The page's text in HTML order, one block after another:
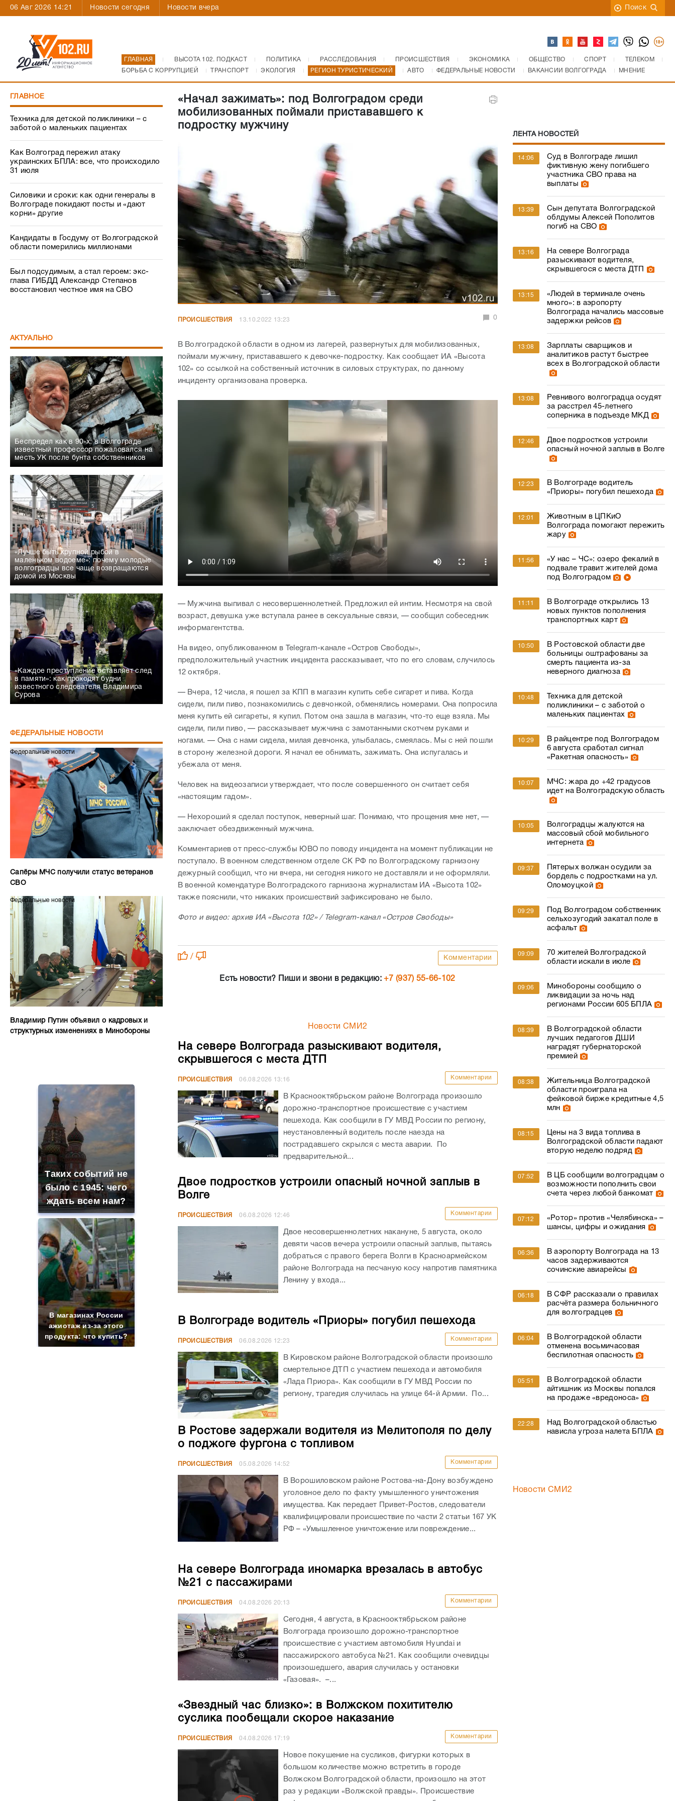
06 Авг 2026 14:21 Новости сегодня Новости вчера Поиск
ГЛАВНАЯ ВЫСОТА 102. ПОДКАСТ ПОЛИТИКА РАССЛЕДОВАНИЯ ПРОИСШЕСТВИЯ ЭКОНОМИКА ОБЩЕСТВО СПОРТ
ТЕЛЕКОМ
БОРЬБА С КОРРУПЦИЕЙ
ТРАНСПОРТ ЭКОЛОГИЯ РЕГИОН ТУРИСТИЧЕСКИЙ АВТО ФЕДЕРАЛЬНЫЕ НОВОСТИ ВАКАНСИИ ВОЛГОГРАДА МНЕНИЕ
ГЛАВНОЕ
Техника для детской поликлиники – с
заботой о маленьких пациентах
Как Волгоград пережил атаку
украинских БПЛА: все, что происходило
31 июля
Силовики и сроки: как одни генералы в
Волгограде покидают посты и «дают
корни» другие
Кандидаты в Госдуму от Волгоградской
области померились миллионами
Был подсудимым, а стал героем: экс-
глава ГИБДД Александр Степанов
восстановил честное имя на СВО
АКТУАЛЬНО
Беспредел как в 90-х: в Волгограде
известный профессор пожаловался на
месть УК после бунта собственников
«Лучше быть крупной рыбой в
маленьком водоеме»: почему молодые
волгоградцы все чаще возвращаются
домой из Москвы
«Каждое преступление оставляет след
в памяти»: как проходят будни
известного следователя Владимира
Сурова
ФЕДЕРАЛЬНЫЕ НОВОСТИ
Федеральные новости
Сапёры МЧС получили статус ветеранов
СВО
Федеральные новости
Владимир Путин объявил о кадровых и
структурных изменениях в Минобороны
Таких событий не
было с 1945: чего
ждать всем нам?
В магазинах России
ажиотаж из-за этого
продукта: что купить?
«Начал зажимать»: под Волгоградом среди
мобилизованных поймали пристававшего к
подростку мужчину
ПРОИСШЕСТВИЯ 13.10.2022 13:23 0
В Волгоградской области в одном из лагерей, развернутых для мобилизованных,
поймали мужчину, пристававшего к девочке-подростку. Как сообщает ИА «Высота
102» со ссылкой на собственный источник в силовых структурах, по данному
инциденту организована проверка.
— Мужчина выпивал с несовершеннолетней. Предложил ей интим. Несмотря на свой
возраст, девушка уже вступала ранее в сексуальные связи, — сообщил собеседник
информагентства.
На видео, опубликованном в Telegram-канале «Остров Свободы»,
предположительный участник инцидента рассказывает, что по его словам, случилось
12 октября.
— Вчера, 12 числа, я пошел за КПП в магазин купить себе сигарет и пива. Когда
сидели, пили пиво, познакомились с девчонкой, обменялись номерами. Она попросила
меня купить ей сигареты, я купил. Потом она зашла в магазин, что-то еще взяла. Мы
сидели, пили пиво, — рассказывает мужчина с замотанными скотчем руками и
ногами. — Она с нами сидела, милая девчонка, улыбалась, смеялась. Мы с ней пошли
в сторону железной дороги. Я начал ее обнимать, зажимать. Она испугалась и
убежала от меня.
Человек на видеозаписи утверждает, что после совершенного он считает себя
«настоящим гадом».
— Нехороший я сделал поступок, неверный шаг. Понимаю, что прощения мне нет, —
заключает обездвиженный мужчина.
Комментариев от пресс-службы ЮВО по поводу инцидента на момент публикации не
поступало. В военном следственном отделе СК РФ по Волгоградскому гарнизону
дежурный сообщил, что ни вчера, ни сегодня никого не доставляли и не оформляли.
В военной комендатуре Волгоградского гарнизона журналистам ИА «Высота 102»
также пояснили, что никаких происшествий зафиксировано не было.
Фото и видео: архив ИА «Высота 102» / Telegram-канал «Остров Свободы»
/ Комментарии
Есть новости? Пиши и звони в редакцию:+7 (937) 55-66-102
Новости СМИ2
На севере Волгограда разыскивают водителя,
скрывшегося с места ДТП
ПРОИСШЕСТВИЯ 06.08.2026 13:16 Комментарии
В Краснооктябрьском районе Волгограда произошло
дорожно-транспортное происшествие с участием
пешехода. Как сообщили в ГУ МВД России по региону,
неустановленный водитель после наезда на
пострадавшего скрылся с места аварии. По
предварительной...
Двое подростков устроили опасный ночной заплыв в
Волге
ПРОИСШЕСТВИЯ 06.08.2026 12:46 Комментарии
Двое несовершеннолетних накануне, 5 августа, около
девяти часов вечера устроили опасный заплыв, пытаясь
добраться с правого берега Волги в Красноармейском
районе Волгограда на песчаную косу напротив памятника
Ленину у входа...
В Волгограде водитель «Приоры» погубил пешехода
ПРОИСШЕСТВИЯ 06.08.2026 12:23 Комментарии
В Кировском районе Волгоградской области произошло
смертельное ДТП с участием пешехода и автомобиля
«Лада Приора». Как сообщили в ГУ МВД России по
региону, трагедия случилась на улице 64-й Армии. По...
В Ростове задержали водителя из Мелитополя по делу
о поджоге фургона с топливом
ПРОИСШЕСТВИЯ 05.08.2026 14:52 Комментарии
В Ворошиловском районе Ростова-на-Дону возбуждено
уголовное дело по факту умышленного уничтожения
имущества. Как передает Привет-Ростов, следователи
квалифицировали происшествие по части 2 статьи 167 УК
РФ – «Умышленное уничтожение или повреждение...
На севере Волгограда иномарка врезалась в автобус
№21 с пассажирами
ПРОИСШЕСТВИЯ 04.08.2026 20:13 Комментарии
Сегодня, 4 августа, в Краснооктябрьском районе
Волгограда произошло дорожно-транспортное
происшествие с участием автомобиля Hyundai и
пассажирского автобуса №21. Как сообщили очевидцы
произошедшего, авария случилась у остановки
«Газовая». –...
«Звездный час близко»: в Волжском похитителю
суслика пообещали скорое наказание
ПРОИСШЕСТВИЯ 04.08.2026 17:19 Комментарии
Новое покушение на сусликов, фигурки которых в
большом количестве можно встретить в городе
Волжском Волгоградской области, произошло на этот
раз у редакции «Волжской правды». Происшествие
ЛЕНТА НОВОСТЕЙ
14:06
Суд в Волгограде лишил
фиктивную жену погибшего
участника СВО права на
выплаты
13:39
Сын депутата Волгоградской
облдумы Алексей Пополитов
погиб на СВО
13:16
На севере Волгограда
разыскивают водителя,
скрывшегося с места ДТП
13:15
«Людей в терминале очень
много»: в аэропорту
Волгограда начались массовые
задержки рейсов
13:08
Зарплаты сварщиков и
аналитиков растут быстрее
всех в Волгоградской области
13:08
Ревнивого волгоградца осудят
за расстрел 45-летнего
соперника в подъезде МКД
12:46
Двое подростков устроили
опасный ночной заплыв в Волге
12:23
В Волгограде водитель
«Приоры» погубил пешехода
12:01
Животным в ЦПКиО
Волгограда помогают пережить
жару
11:56
«У нас – ЧС»: озеро фекалий в
подвале травит жителей дома
под Волгоградом
11:11
В Волгограде открылись 13
новых пунктов пополнения
транспортных карт
10:50
В Ростовской области две
больницы оштрафованы за
смерть пациента из-за
неверного диагноза
10:48
Техника для детской
поликлиники – с заботой о
маленьких пациентах
10:29
В райцентре под Волгоградом
6 августа сработал сигнал
«Ракетная опасность»
10:07
МЧС: жара до +42 градусов
идет на Волгоградскую область
10:05
Волгоградцы жалуются на
массовый сбой мобильного
интернета
09:37
Пятерых волжан осудили за
бордель с подростками на ул.
Оломоуцкой
09:29
Под Волгоградом собственник
сельхозугодий закатал поле в
асфальт
09:09
70 жителей Волгоградской
области искали в июле
09:06
Минобороны сообщило о
ликвидации за ночь над
регионами России 605 БПЛА
08:39
В Волгоградской области
лучших педагогов ДШИ
наградят губернаторской
премией
08:38
Жительница Волгоградской
области проиграла на
фейковой бирже кредитные 4,5
млн
08:15
Цены на 3 вида топлива в
Волгоградской области падают
вторую неделю подряд
07:52
В ЦБ сообщили волгоградцам о
возможности пополнить свои
счета через любой банкомат
07:12
«Ротор» против «Челябинска» –
шансы, цифры и ожидания
06:36
В аэропорту Волгограда на 13
часов задерживаются
сочинские авиарейсы
06:18
В СФР рассказали о правилах
расчёта размера больничного
для волгоградцев
06:04
В Волгоградской области
отменена восьмичасовая
беспилотная опасность
05:51
В Волгоградской области
айтишник из Москвы попался
на продаже «вредоноса»
22:28
Над Волгоградской областью
нависла угроза налета БПЛА
Новости СМИ2